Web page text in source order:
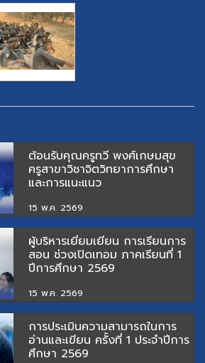
ต้อนรับคุณครูทวี พงศ์เกษมสุข
ครูสาขาวิชาจิตวิทยาการศึกษา
และการแนะแนว
15 พ.ค. 2569
ผู้บริหารเยี่ยมเยียน การเรียนการ
สอน ช่วงเปิดเทอม ภาคเรียนที่ 1
ปีการศึกษา 2569
15 พ.ค. 2569
การประเมินความสามารถในการ
อ่านและเขียน ครั้งที่ 1 ประจำปีการ
ศึกษา 2569